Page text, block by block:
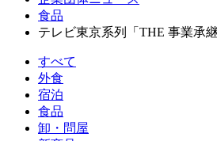
食品
テレビ東京系列「THE 事業承
すべて
外食
宿泊
食品
卸・問屋